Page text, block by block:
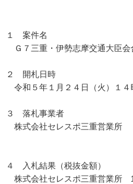
１ 案件名
Ｇ７三重・伊勢志摩交通大臣会
２ 開札日時
令和５年１月２４日（火）１４
３ 落札事業者
株式会社セレスポ三重営業所
４ 入札結果（税抜金額）
株式会社セレスポ三重営業所